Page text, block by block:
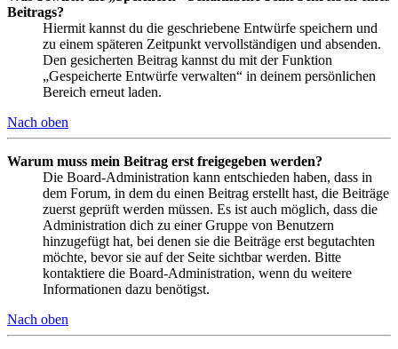
Beitrags?
Hiermit kannst du die geschriebene Entwürfe speichern und
zu einem späteren Zeitpunkt vervollständigen und absenden.
Den gesicherten Beitrag kannst du mit der Funktion
„Gespeicherte Entwürfe verwalten“ in deinem persönlichen
Bereich erneut laden.
Nach oben
Warum muss mein Beitrag erst freigegeben werden?
Die Board-Administration kann entschieden haben, dass in
dem Forum, in dem du einen Beitrag erstellt hast, die Beiträge
zuerst geprüft werden müssen. Es ist auch möglich, dass die
Administration dich zu einer Gruppe von Benutzern
hinzugefügt hat, bei denen sie die Beiträge erst begutachten
möchte, bevor sie auf der Seite sichtbar werden. Bitte
kontaktiere die Board-Administration, wenn du weitere
Informationen dazu benötigst.
Nach oben